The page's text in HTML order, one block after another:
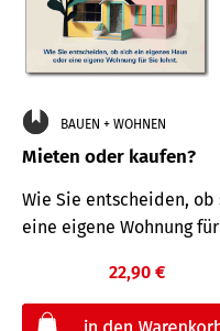
BAUEN + WOHNEN
Mieten oder kaufen?
Wie Sie entscheiden,
eine eigene Wohnung
22,90 €